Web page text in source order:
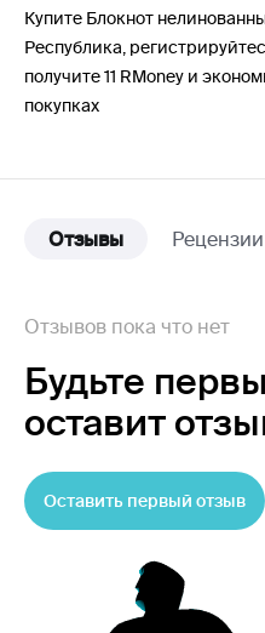
Купите Блокнот
Республика,
получите 11 RMoney и
покупках
Отзывы Рецензии
Отзывов пока что нет
Будьте
оставит
Оставить первый отзыв